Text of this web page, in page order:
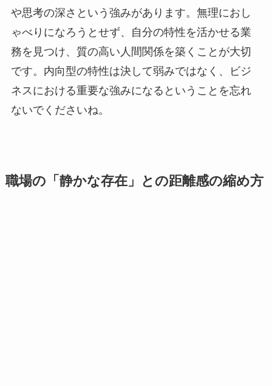
や思考の深さという強みがあります。無理におし
ゃべりになろうとせず、自分の特性を活かせる業
務を見つけ、質の高い人間関係を築くことが大切
です。内向型の特性は決して弱みではなく、ビジ
ネスにおける重要な強みになるということを忘れ
ないでくださいね。
職場の「静かな存在」との距離感の縮め方